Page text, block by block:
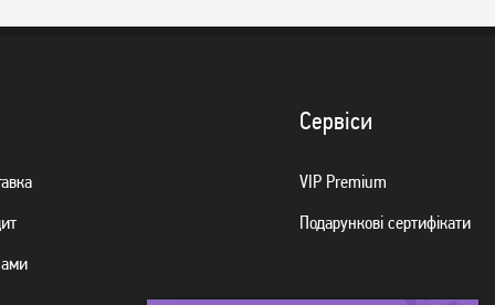
20 939грн
Сервiси
VIP Premium
Подарункові сертифікати